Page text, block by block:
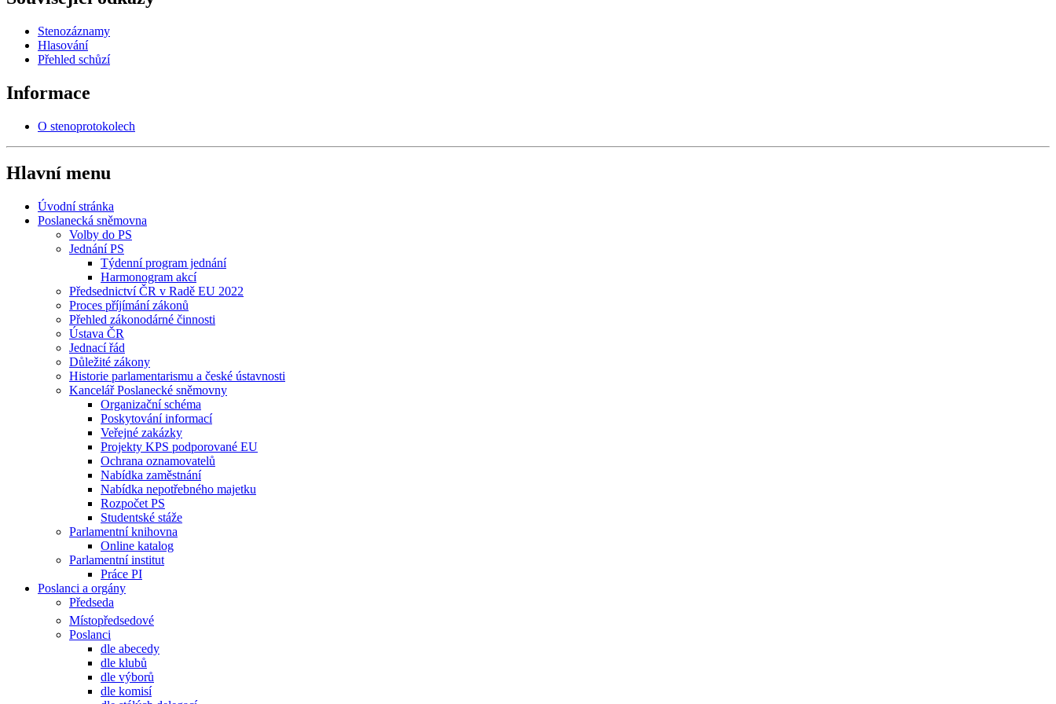
Stenozáznamy
Hlasování
Přehled schůzí
Informace
O stenoprotokolech
Hlavní menu
Úvodní stránka
Poslanecká sněmovna
Volby do PS
Jednání PS
Týdenní program jednání
Harmonogram akcí
Předsednictví ČR v Radě EU 2022
Proces příjímání zákonů
Přehled zákonodárné činnosti
Ústava ČR
Jednací řád
Důležité zákony
Historie parlamentarismu a české ústavnosti
Kancelář Poslanecké sněmovny
Organizační schéma
Poskytování informací
Veřejné zakázky
Projekty KPS podporované EU
Ochrana oznamovatelů
Nabídka zaměstnání
Nabídka nepotřebného majetku
Rozpočet PS
Studentské stáže
Parlamentní knihovna
Online katalog
Parlamentní institut
Práce PI
Poslanci a orgány
Předseda
Místopředsedové
Poslanci
dle abecedy
dle klubů
dle výborů
dle komisí